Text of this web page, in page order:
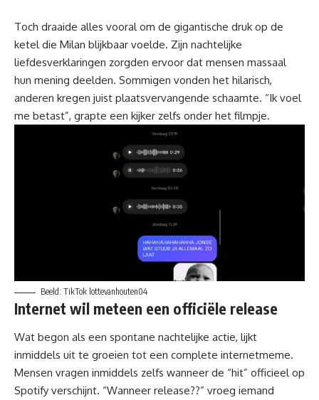
Toch draaide alles vooral om de gigantische druk op de
ketel die Milan blijkbaar voelde. Zijn nachtelijke
liefdesverklaringen zorgden ervoor dat mensen massaal
hun mening deelden. Sommigen vonden het hilarisch,
anderen kregen juist plaatsvervangende schaamte. “Ik voel
me betast”, grapte een kijker zelfs onder het filmpje.
Beeld: TikTok lottevanhouten04
Internet wil meteen een officiële release
Wat begon als een spontane nachtelijke actie, lijkt
inmiddels uit te groeien tot een complete internetmeme.
Mensen vragen inmiddels zelfs wanneer de “hit” officieel op
Spotify verschijnt. “Wanneer release??” vroeg iemand